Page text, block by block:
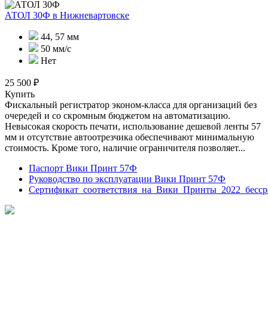
АТОЛ 30Ф в Нижневартовске
44, 57 мм
50 мм/с
Нет
25 500 ₽
Купить
Фискальный регистратор эконом-класса для организаций без
очередей и со скромным бюджетом на автоматизацию.
Невысокая скорость печати, использование дешевой ленты 57
мм и отсутствие автоотрезчика обеспечивают минимальную
стоимость. Кроме того, наличие ограничителя позволяет...
Паспорт Вики Принт 57Ф
Руководство по эксплуатации Вики Принт 57Ф